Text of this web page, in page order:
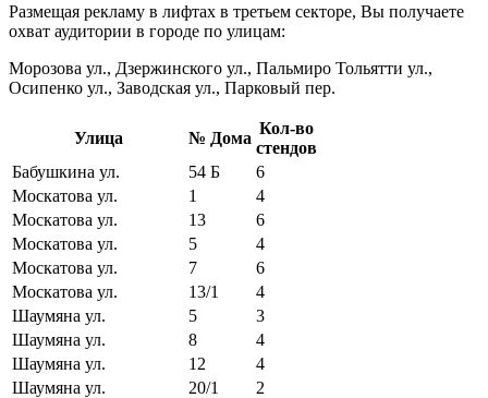
Размещая рекламу в лифтах в третьем секторе, Вы получаете
охват аудитории в городе по улицам:
Морозова ул., Дзержинского ул., Пальмиро Тольятти ул.,
Осипенко ул., Заводская ул., Парковый пер.
Улица № Дома
Кол-во
стендов
Бабушкина ул.
54 Б
6
Москатова ул.
1
4
Москатова ул.
13
6
Москатова ул.
5
4
Москатова ул.
7
6
Москатова ул.
13/1
4
Шаумяна ул.
5
3
Шаумяна ул.
8
4
Шаумяна ул.
12
4
Шаумяна ул.
20/1
2